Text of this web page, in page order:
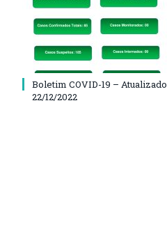
Boletim COVID-19 – Atualizado
22/12/2022